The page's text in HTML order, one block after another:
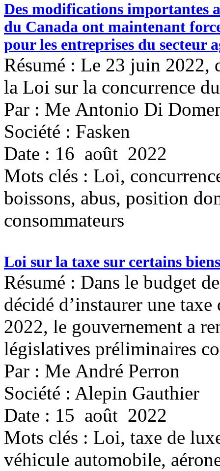
Des modifications importantes
du Canada ont maintenant
pour les entreprises du secteur
Résumé : Le 23 juin 2022,
la Loi sur la concurrence
Par : Me Antonio Di
Société : Fasken
Date : 16 août 2022
Mots clés : Loi,
boissons, abus, position
consommateurs
Loi sur la taxe sur certains
Résumé : Dans le budget
décidé d’instaurer une
2022, le gouvernement a
législatives préliminaires
Par : Me André Perron
Société : Alepin Gauthier
Date : 15 août 2022
Mots clés : Loi, taxe de
véhicule automobile,